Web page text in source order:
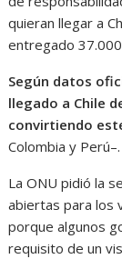
quieran llegar a
entregado
Según datos
llegado a Chile
convirtiendo
Colombia y Perú–.
La ONU pidió la
abiertas para los
porque algunos
requisito de un